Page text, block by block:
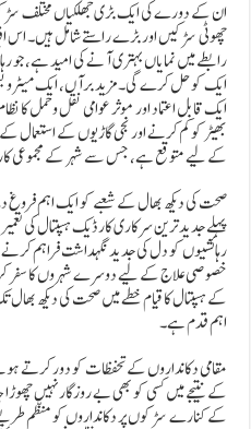
ان کے دورے کی ایک بڑی جھلکیاں مختلف
چھوٹی سڑکیں اور بڑے راستے شامل ہیں۔ اس
رابطے میں نمایاں بہتری آنے کی امید ہے، جو
ایک کو حل کرے گی۔ مزید برآں، ایک میٹرو
ایک قابل اعتماد اور موثر عوامی نقل و حمل کا
بھیڑ کو کم کرنے اور نجی گاڑیوں کے استعمال
کے لیے متوقع ہے، جس سے شہر کے مجموعی
صحت کی دیکھ بھال کے شعبے کو ایک اہم فروغ
پہلے جدید ترین سرکاری کارڈیک ہسپتال کی
رہائشیوں کو دل کی جدید نگہداشت فراہم
خصوصی علاج کے لیے دوسرے شہروں کا
کے ہسپتال کا قیام خطے میں صحت کی دیکھ بھال
اہم قدم ہے۔
مقامی دکانداروں کے تحفظات کو دور کرتے
کے نتیجے میں کسی کو بھی بے روزگار نہیں
کے کنارے سڑکوں پر دکانداروں کو منظم